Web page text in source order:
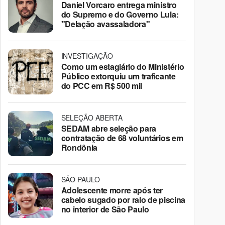
Daniel Vorcaro entrega ministro
do Supremo e do Governo Lula:
"Delação avassaladora"
INVESTIGAÇÃO
Como um estagiário do Ministério
Público extorquiu um traficante
do PCC em R$ 500 mil
SELEÇÃO ABERTA
SEDAM abre seleção para
contratação de 68 voluntários em
Rondônia
SÃO PAULO
Adolescente morre após ter
cabelo sugado por ralo de piscina
no interior de São Paulo